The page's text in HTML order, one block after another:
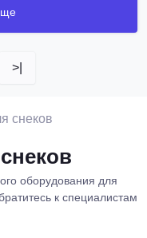
>|
оборудования для
к специалистам